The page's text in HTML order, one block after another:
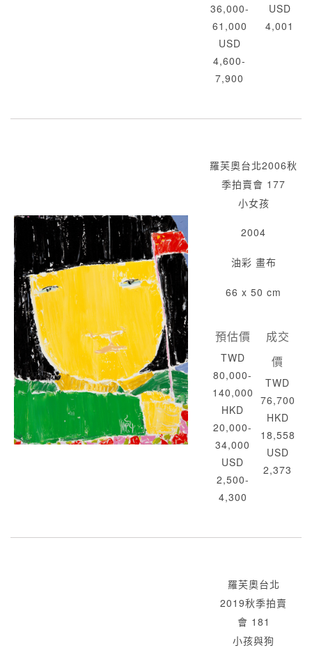
36,000-
61,000
USD
4,600-
7,900
USD
4,001
羅芙奧台北2006秋
季拍賣會 177
小女孩
2004
油彩 畫布
66 x 50 cm
預估價
TWD
80,000-
140,000
HKD
20,000-
34,000
USD
2,500-
4,300
成交
價
TWD
76,700
HKD
18,558
USD
2,373
羅芙奧台北
2019秋季拍賣
會 181
小孩與狗